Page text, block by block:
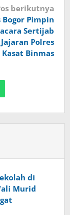
berikutnya
Bogor Pimpin
Sertijab
Polres
Kasat Binmas
di
Murid